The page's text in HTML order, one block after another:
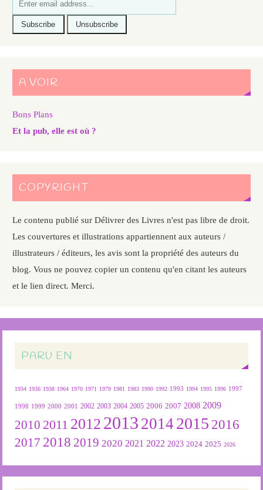
A VOIR
Bons Plans
Et la pub, elle est où ?
COPYRIGHT
Le contenu publié sur Délivrer des Livres n'est pas libre de droit.
Les couvertures et illustrations appartiennent aux auteurs /
illustrateurs / éditeurs, les avis sont la propriété des auteurs du
blog. Vous ne pouvez copier un contenu qu'en citant les auteurs
et le lien direct. Merci.
PARU EN
1934 1936 1938 1964 1970 1971 1979 1981 1983 1990 1992 1993 1994 1995 1996 1997
1998 1999 2000 2001 2002 2003 2004 2005 2006 2007 2008 2009
2010 2011 2012 2013 2014 2015 2016
2017 2018 2019 2020 2021 2022 2023 2024 2025 2026